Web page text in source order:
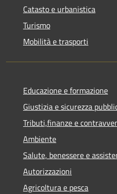
Catasto e urbanistica
Turismo
Mobilità e trasporti
Educazione e formazione
Giustizia e sicurezza
Tributi,finanze e
Ambiente
Salute, benessere e
Autorizzazioni
Agricoltura e pesca